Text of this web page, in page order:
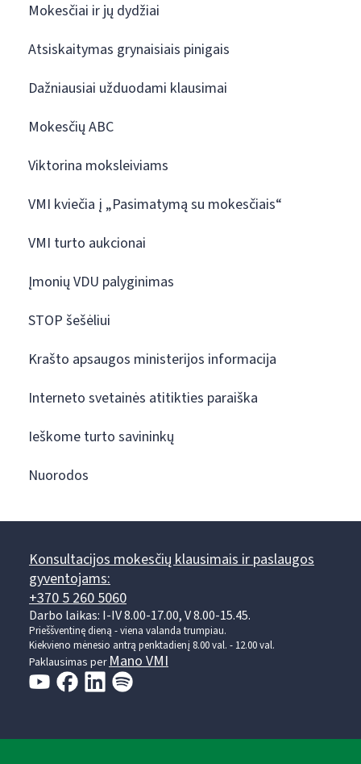
Mokesčiai ir jų dydžiai
Atsiskaitymas grynaisiais pinigais
Dažniausiai užduodami klausimai
Mokesčių ABC
Viktorina moksleiviams
VMI kviečia į „Pasimatymą su mokesčiais“
VMI turto aukcionai
Įmonių VDU palyginimas
STOP šešėliui
Krašto apsaugos ministerijos informacija
Interneto svetainės atitikties paraiška
Ieškome turto savininkų
Nuorodos
Konsultacijos mokesčių klausimais ir paslaugos
gyventojams:
+370 5 260 5060
Darbo laikas: I-IV 8.00-17.00, V 8.00-15.45.
Prieššventinę dieną - viena valanda trumpiau.
Kiekvieno mėnesio antrą penktadienį 8.00 val. - 12.00 val.
Paklausimas perMano VMI